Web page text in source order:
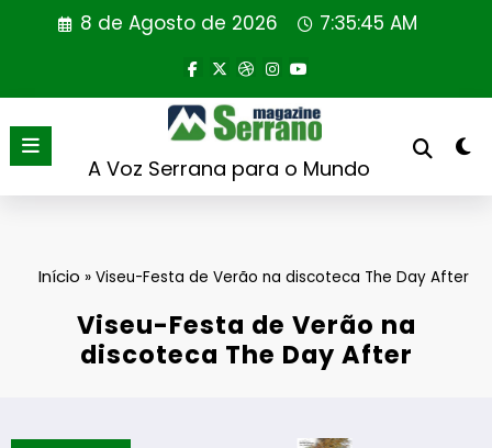
8 de Agosto de 2026 7:35:45 AM
A Voz Serrana para o Mundo
Início » Viseu-Festa de Verão na discoteca The Day After
Viseu-Festa de Verão na
discoteca The Day After